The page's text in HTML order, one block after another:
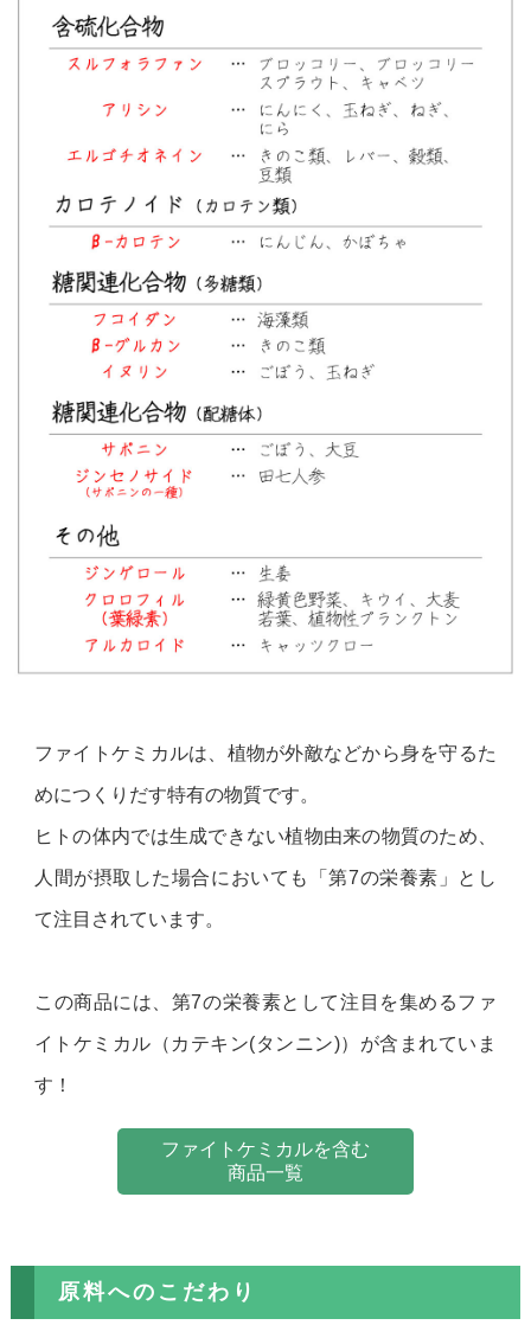
ファイトケミカルは、植物が外敵などから身を守るた
めにつくりだす特有の物質です。
ヒトの体内では生成できない植物由来の物質のため、
人間が摂取した場合においても「第7の栄養素」とし
て注目されています。
この商品には、第7の栄養素として注目を集めるファ
イトケミカル（カテキン(タンニン)）が含まれていま
す！
ファイトケミカルを含む
商品一覧
原料へのこだわり